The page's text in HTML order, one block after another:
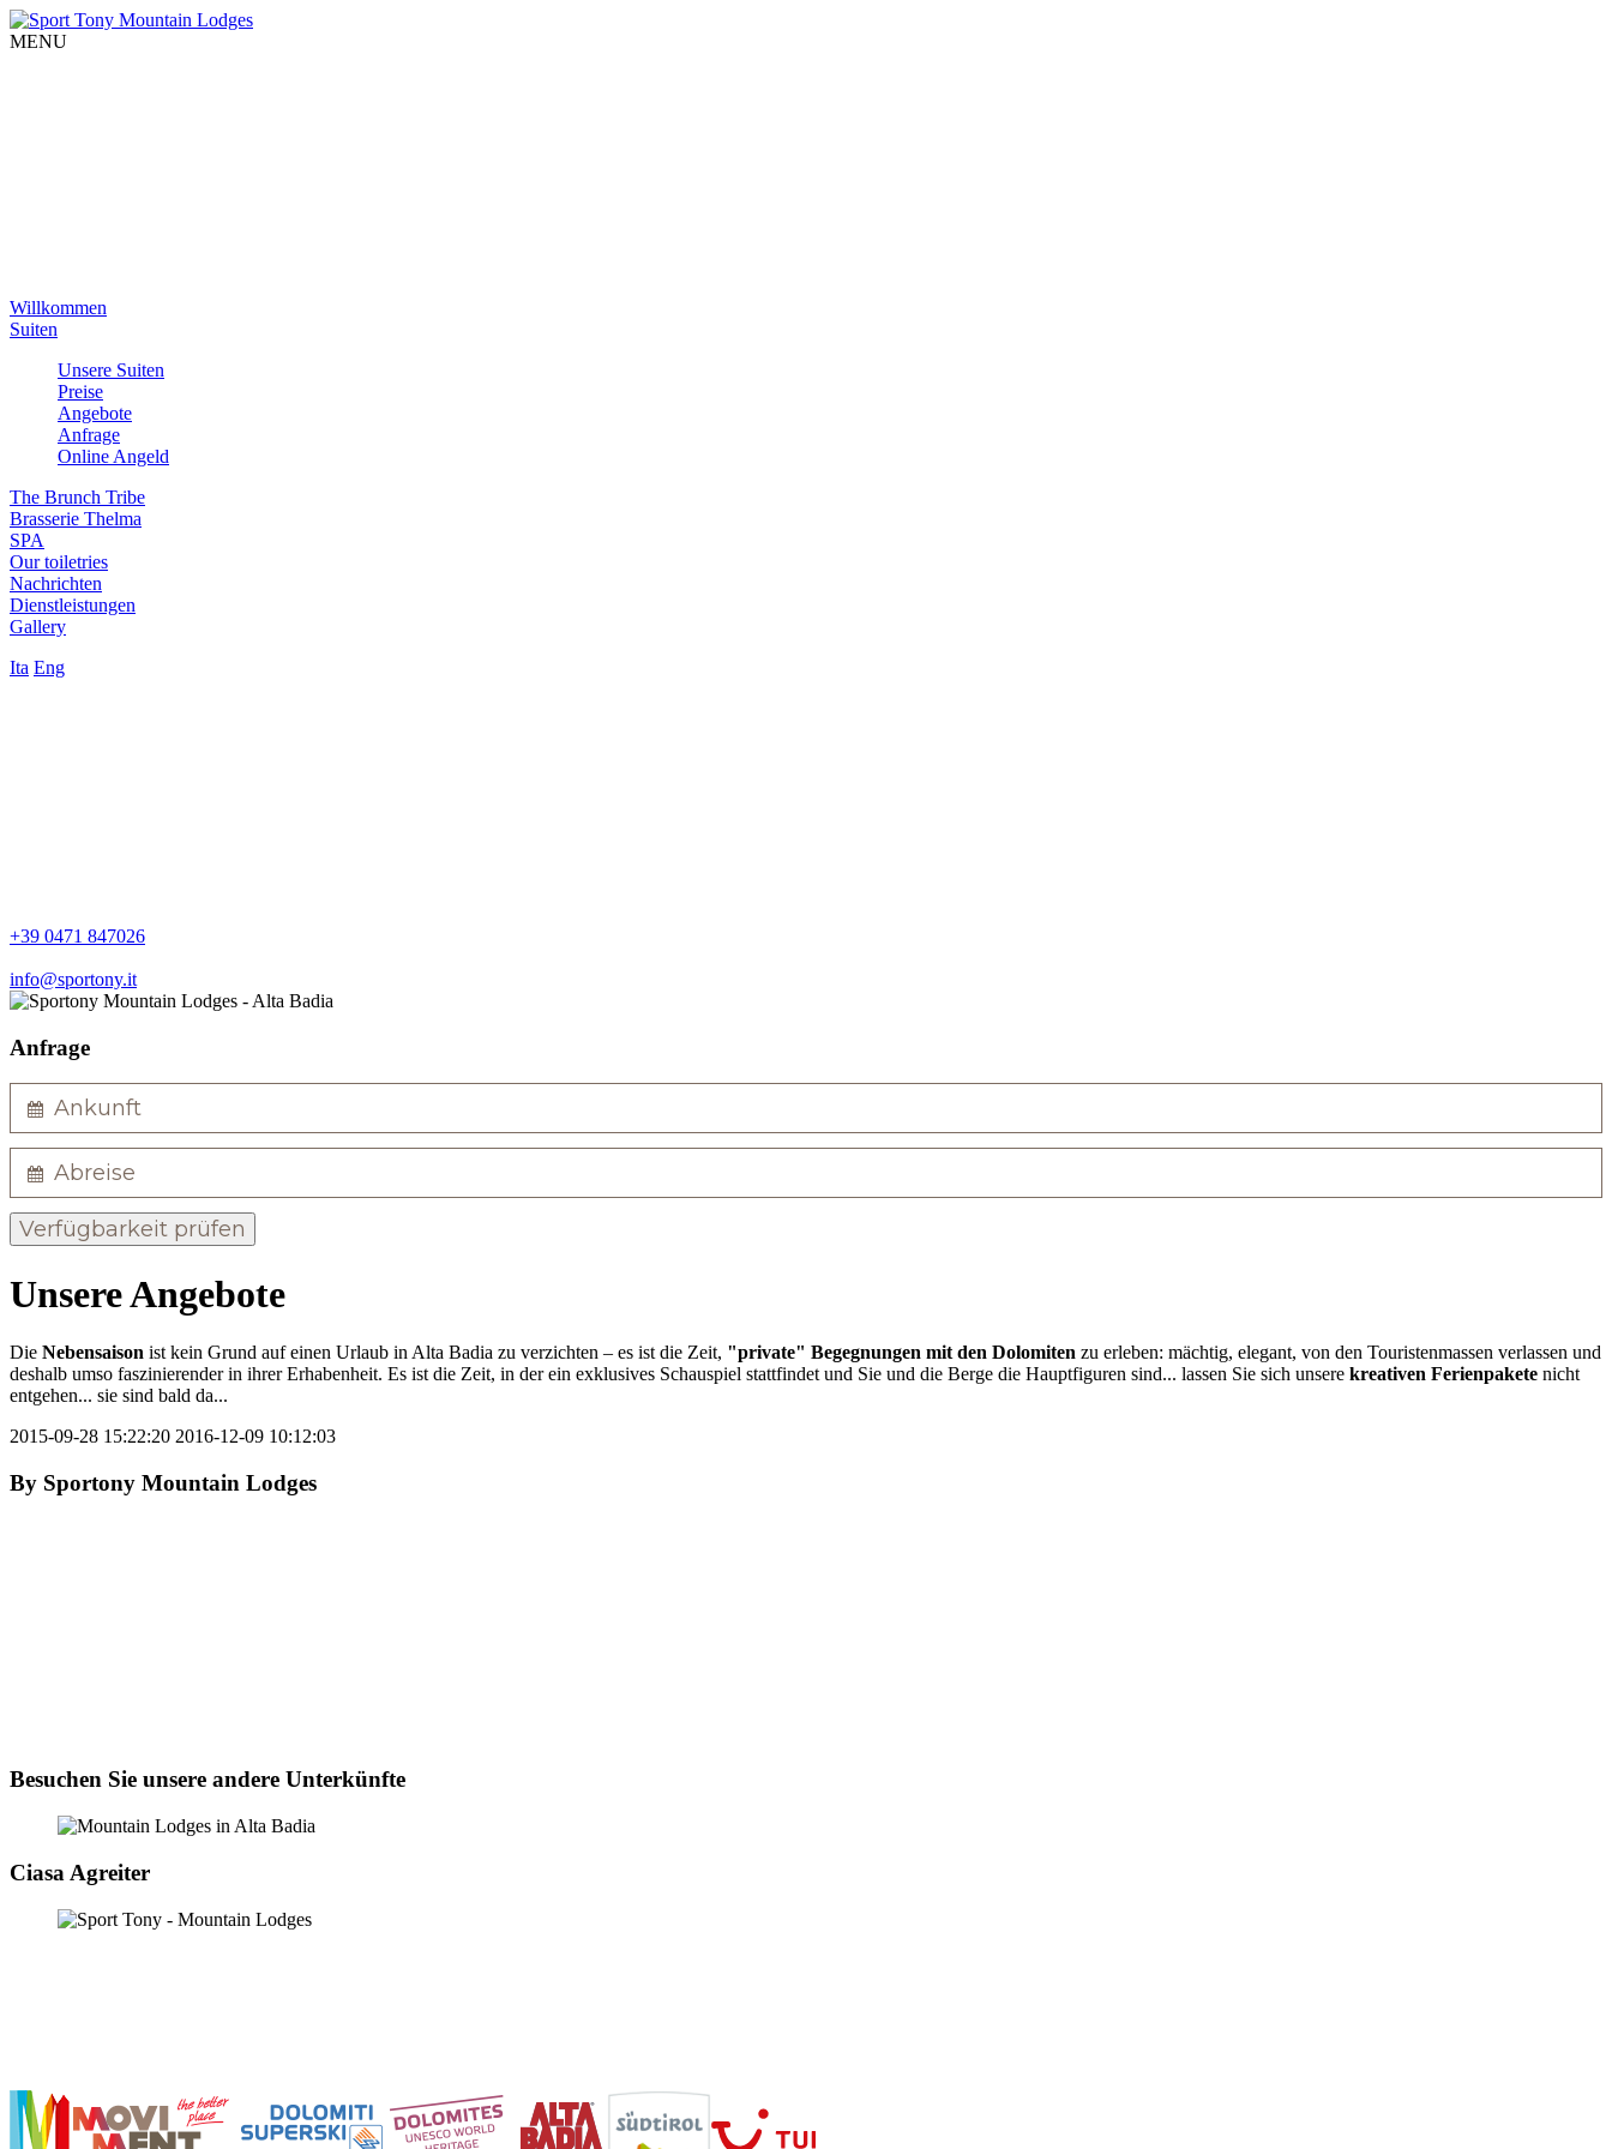
MENU
Willkommen
Suiten
Unsere Suiten
Preise
Angebote
Anfrage
Online Angeld
The Brunch Tribe
Brasserie Thelma
SPA
Our toiletries
Nachrichten
Dienstleistungen
Gallery
Ita Eng
+39 0471 847026
info@sportony.it
Anfrage
Verfügbarkeit prüfen
Unsere Angebote
Die Nebensaison ist kein Grund auf einen Urlaub in Alta Badia zu verzichten – es ist die Zeit, "private" Begegnungen mit den Dolomiten zu erleben: mächtig, elegant, von den Touristenmassen verlassen und
deshalb umso faszinierender in ihrer Erhabenheit. Es ist die Zeit, in der ein exklusives Schauspiel stattfindet und Sie und die Berge die Hauptfiguren sind... lassen Sie sich unsere kreativen Ferienpakete nicht
entgehen... sie sind bald da...
2015-09-28 15:22:20 2016-12-09 10:12:03
By Sportony Mountain Lodges
Besuchen Sie unsere andere Unterkünfte
Ciasa Agreiter